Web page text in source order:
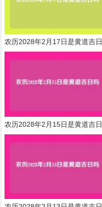
农历2028年2月17日是黄道吉
农历2028年2月15日是黄道吉